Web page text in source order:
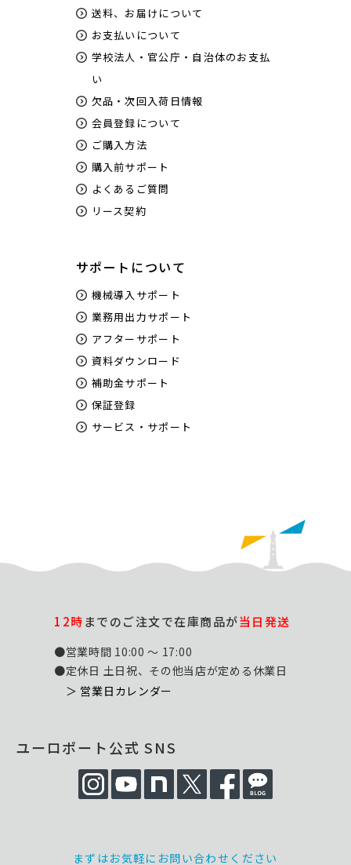
送料、お届けについて
お支払いについて
学校法人・官公庁・自治体のお支払
い
欠品・次回入荷日情報
会員登録について
ご購入方法
購入前サポート
よくあるご質問
リース契約
サポートについて
機械導入サポート
業務用出力サポート
アフターサポート
資料ダウンロード
補助金サポート
保証登録
サービス・サポート
12時までのご注文で在庫商品が当日発送
●営業時間 10:00 ～ 17:00
●定休日 土日祝、その他当店が定める休業日
＞ 営業日カレンダー
ユーロポート公式 SNS
まずはお気軽にお問い合わせください